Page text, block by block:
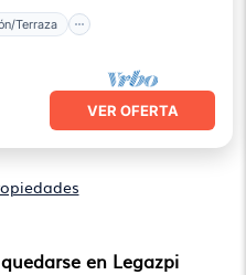
Terraza
VER OFERTA
en Legazpi